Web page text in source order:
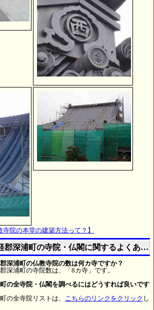
院の本堂の建築方法って？】
郡深浦町の寺院・仏閣に関するよくある
深浦町の仏教寺院の数は何カ寺ですか？
深浦町の寺院数は、「8カ寺」です。
の全寺院・仏閣を調べるにはどうすれば良いです
の全寺院リストは、 こちらのリンクをクリック し